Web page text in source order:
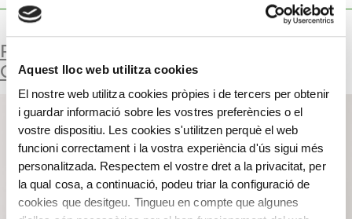
Aquest lloc web utilitza cookies
El nostre web utilitza cookies pròpies i de tercers per obtenir
i guardar informació sobre les vostres preferències o el
vostre dispositiu. Les cookies s'utilitzen perquè el web
funcioni correctament i la vostra experiència d'ús sigui més
personalitzada. Respectem el vostre dret a la privacitat, per
la qual cosa, a continuació, podeu triar la configuració de
cookies que desitgeu. Tingueu en compte que algunes
RELLOTGE DE PARET AMB PÈNDOL
CURT EN FORMA D’ÀNCORA NAVAL